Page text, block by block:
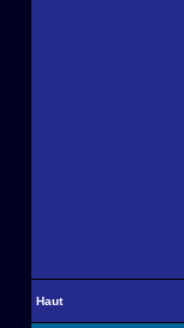
Haut